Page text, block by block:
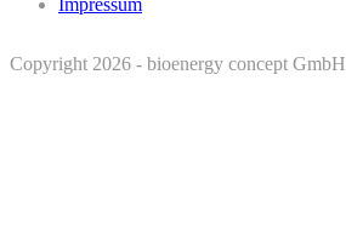
Copyright 2026 - bioenergy concept GmbH